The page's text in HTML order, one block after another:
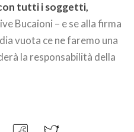
tutti i soggetti,
Bucaioni – e se alla firma
vuota ce ne faremo una
la responsabilità della